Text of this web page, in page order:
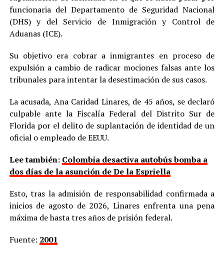
funcionaria del Departamento de Seguridad Nacional
(DHS) y del Servicio de Inmigración y Control de
Aduanas (ICE).
Su objetivo era cobrar a inmigrantes en proceso de
expulsión a cambio de radicar mociones falsas ante los
tribunales para intentar la desestimación de sus casos.
La acusada, Ana Caridad Linares, de 45 años, se declaró
culpable ante la Fiscalía Federal del Distrito Sur de
Florida por el delito de suplantación de identidad de un
oficial o empleado de EEUU.
Lee también: Colombia desactiva autobús bomba a
dos días de la asunción de De la Espriella
Esto, tras la admisión de responsabilidad confirmada a
inicios de agosto de 2026, Linares enfrenta una pena
máxima de hasta tres años de prisión federal.
Fuente: 2001